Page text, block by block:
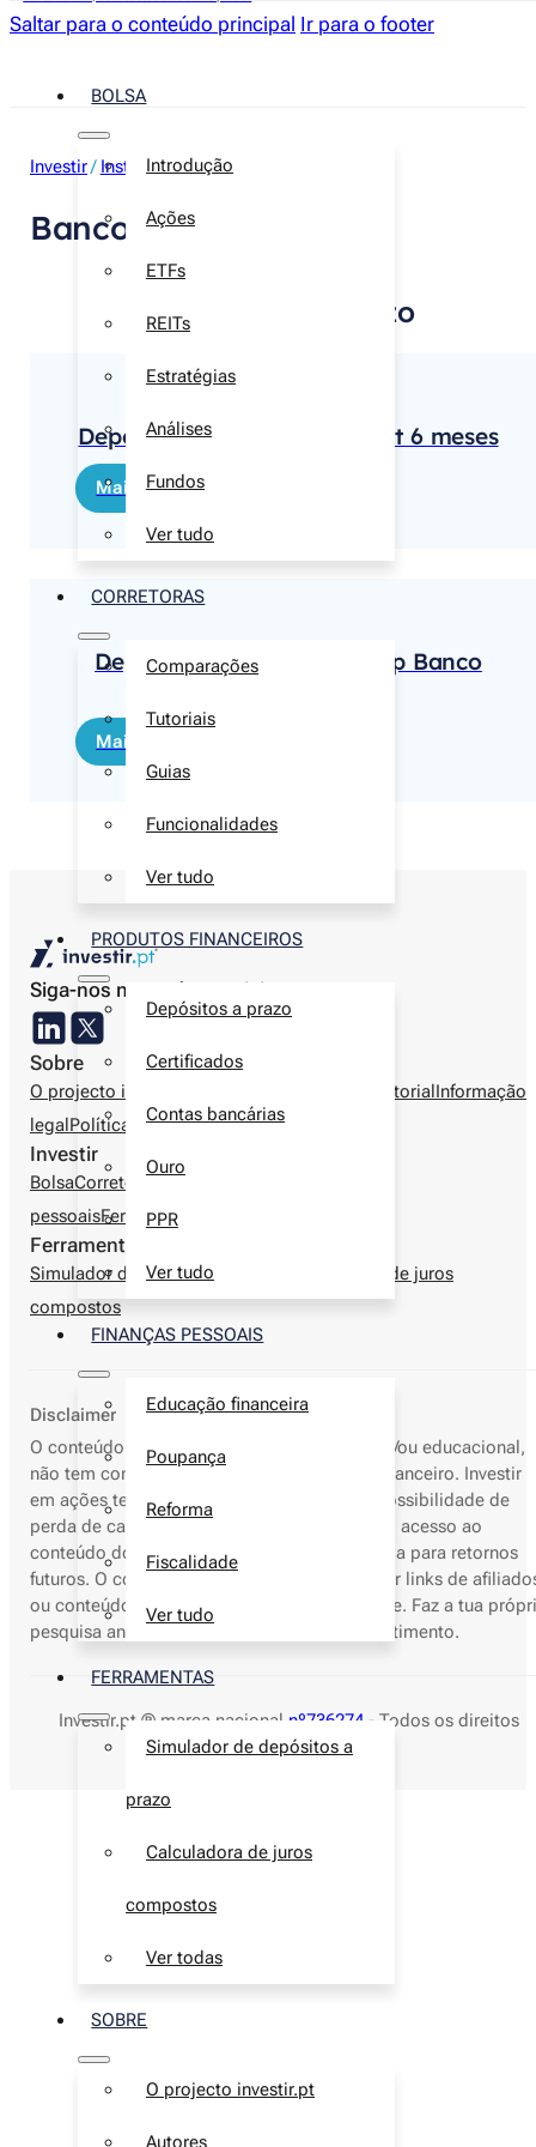
Saltar para o conteúdo principal Ir para o footer
BOLSA
Introdução
Ações
ETFs
REITs
Estratégias
Análises
Fundos
Ver tudo
CORRETORAS
Comparações
Tutoriais
Guias
Funcionalidades
Ver tudo
PRODUTOS FINANCEIROS
Depósitos a prazo
Certificados
Contas bancárias
Ouro
PPR
Ver tudo
FINANÇAS PESSOAIS
Educação financeira
Poupança
Reforma
Fiscalidade
Ver tudo
FERRAMENTAS
Simulador de depósitos a
prazo
Calculadora de juros
compostos
Ver todas
SOBRE
O projecto investir.pt
Autores
Investir/ Instituições
Banco Best
Depósitos a prazo
Depósito Especial Banco Best 6 meses
Mais informações
Depósito Exclusivo Best App Banco
Mais informações
Siga-nos nas redes sociais
Sobre
O projecto investir.pt Metodologia editorialInformação
legalPolítica de privacidadeContactos
Investir
BolsaCorretorasProdutos financeiros
pessoaisFerramentas
Ferramentas
Simulador de depósitos a prazo
Calculadora de juros
compostos
Disclaimer
O conteúdo deste site é apenas informativo e/ou educacional,
não tem como objetivo o aconselhamento financeiro. Investir
em ações tem elevados riscos, incluindo a possibilidade de
perda de capital. Resultados passados nem o acesso ao
conteúdo do nosso site deve servir de garantia para retornos
futuros. O conteúdo do Investir.pt pode conter links de
ou conteúdo patrocinado para sustentar o site. Faz a tua
pesquisa antes de tomares decisões de investimento.
Investir.pt ® marca nacional nº736274 - Todos os direitos
reservados © 2026